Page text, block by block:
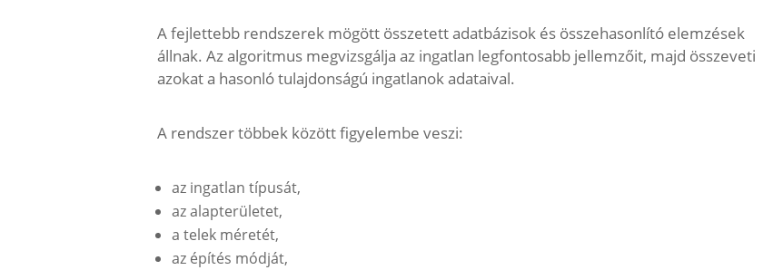
A fejlettebb rendszerek mögött összetett adatbázisok és összehasonlító elemzések
állnak. Az algoritmus megvizsgálja az ingatlan legfontosabb jellemzőit, majd összeveti
azokat a hasonló tulajdonságú ingatlanok adataival.
A rendszer többek között figyelembe veszi:
az ingatlan típusát,
az alapterületet,
a telek méretét,
az építés módját,